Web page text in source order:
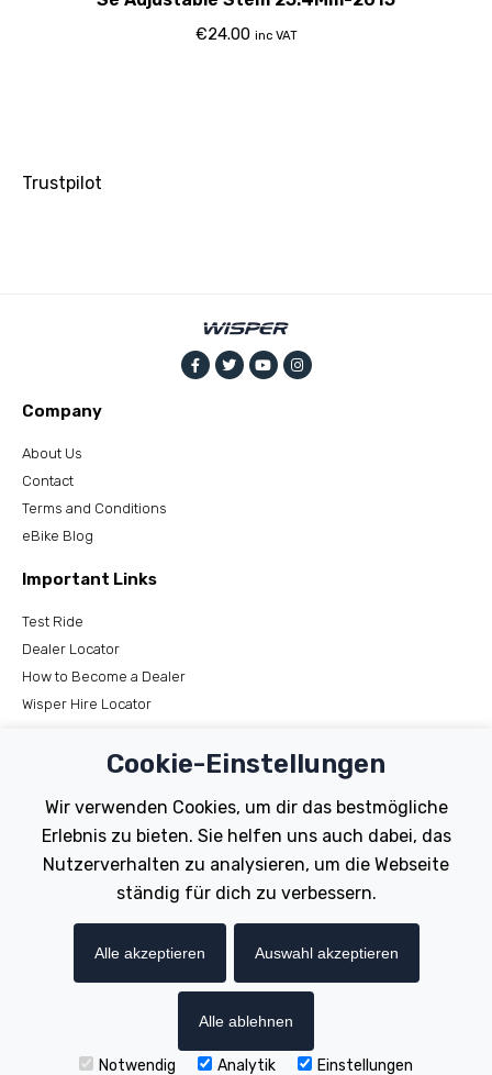
€24.00 inc VAT
Trustpilot
Company
About Us
Contact
Terms and Conditions
eBike Blog
Important Links
Test Ride
Dealer Locator
How to Become a Dealer
Wisper Hire Locator
FAQs
Manuals
Tutorials
Wayfarer
Cookie-Einstellungen
Wir verwenden Cookies, um dir das bestmögliche
Erlebnis zu bieten. Sie helfen uns auch dabei, das
Nutzerverhalten zu analysieren, um die Webseite
ständig für dich zu verbessern.
Alle akzeptieren Auswahl akzeptieren
Alle ablehnen
Notwendig Analytik Einstellungen